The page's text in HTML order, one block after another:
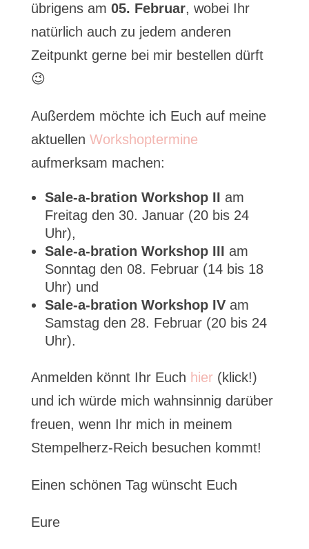
übrigens am 05. Februar, wobei Ihr
natürlich auch zu jedem anderen
Zeitpunkt gerne bei mir bestellen dürft
😉
Außerdem möchte ich Euch auf meine
aktuellen Workshoptermine
aufmerksam machen:
Sale-a-bration Workshop II am
Freitag den 30. Januar (20 bis 24
Uhr),
Sale-a-bration Workshop III am
Sonntag den 08. Februar (14 bis 18
Uhr) und
Sale-a-bration Workshop IVam
Samstag den 28. Februar (20 bis 24
Uhr).
Anmelden könnt Ihr Euch hier(klick!)
und ich würde mich wahnsinnig darüber
freuen, wenn Ihr mich in meinem
Stempelherz-Reich besuchen kommt!
Einen schönen Tag wünscht Euch
Eure